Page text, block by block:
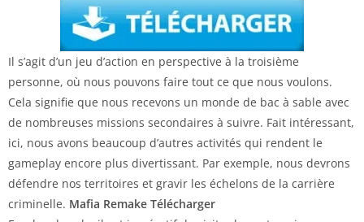
Il s’agit d’un jeu d’action en perspective à la troisième
personne, où nous pouvons faire tout ce que nous voulons.
Cela signifie que nous recevons un monde de bac à sable avec
de nombreuses missions secondaires à suivre. Fait intéressant,
ici, nous avons beaucoup d’autres activités qui rendent le
gameplay encore plus divertissant. Par exemple, nous devrons
défendre nos territoires et gravir les échelons de la carrière
criminelle. Mafia Remake Télécharger